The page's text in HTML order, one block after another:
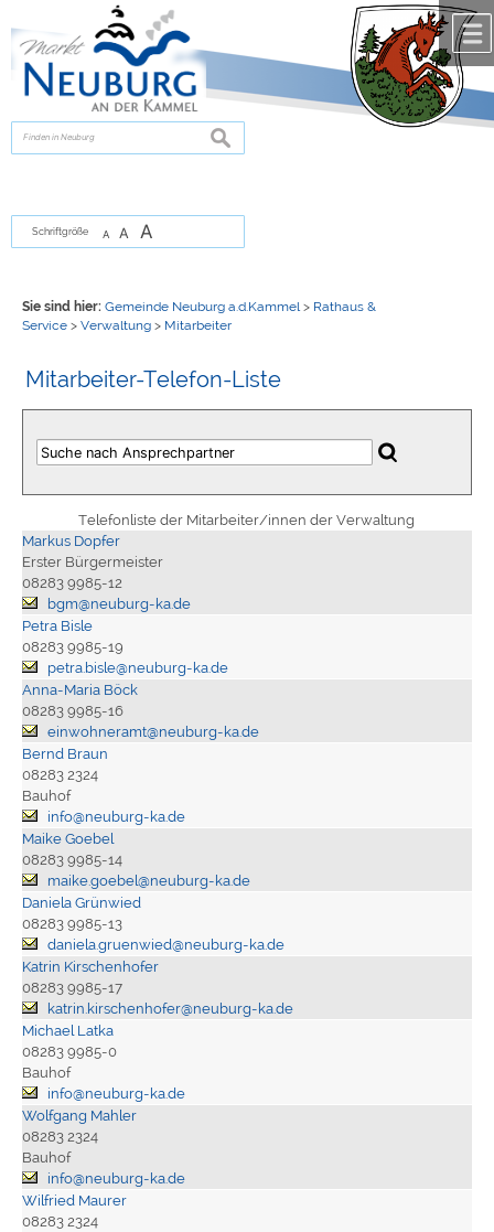
zur Navigationoder
springen.
suchen
Schriftgröße A A A
Sie sind hier: Gemeinde Neuburg a.d.Kammel > Rathaus &
Service> Verwaltung> Mitarbeiter
Mitarbeiter-Telefon-Liste
Telefonliste der Mitarbeiter/innen der Verwaltung
Markus Dopfer
Erster Bürgermeister
08283 9985-12
bgm@neuburg-ka.de
Petra Bisle
08283 9985-19
petra.bisle@neuburg-ka.de
Anna-Maria Böck
08283 9985-16
einwohneramt@neuburg-ka.de
Bernd Braun
08283 2324
Bauhof
info@neuburg-ka.de
Maike Goebel
08283 9985-14
maike.goebel@neuburg-ka.de
Daniela Grünwied
08283 9985-13
daniela.gruenwied@neuburg-ka.de
Katrin Kirschenhofer
08283 9985-17
katrin.kirschenhofer@neuburg-ka.de
Michael Latka
08283 9985-0
Bauhof
info@neuburg-ka.de
Wolfgang Mahler
08283 2324
Bauhof
info@neuburg-ka.de
Wilfried Maurer
08283 2324